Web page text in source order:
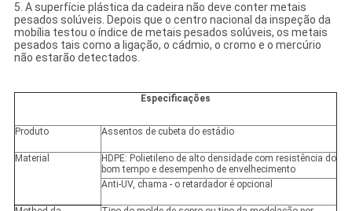
5. A superfície plástica da cadeira não deve conter metais
pesados solúveis. Depois que o centro nacional da inspeção da
mobília testou o índice de metais pesados solúveis, os metais
pesados tais como a ligação, o cádmio, o cromo e o mercúrio
não estarão detectados.
Especificações
Produto Assentos de cubeta do estádio
Material
HDPE: Polietileno de alto densidade com resistência do
bom tempo e desempenho de envelhecimento
Anti-UV, chama - o retardador é opcional